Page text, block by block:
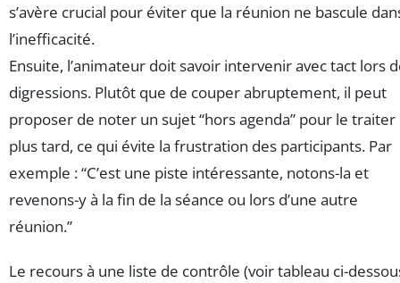
s’avère crucial pour éviter que la réunion ne bascule
l’inefficacité.
Ensuite, l’animateur doit savoir intervenir avec tact lors
digressions. Plutôt que de couper abruptement, il peut
proposer de noter un sujet “hors agenda” pour le traiter
plus tard, ce qui évite la frustration des participants. Par
exemple : “C’est une piste intéressante, notons-la et
revenons-y à la fin de la séance ou lors d’une autre
réunion.”
Le recours à une liste de contrôle (voir tableau ci-